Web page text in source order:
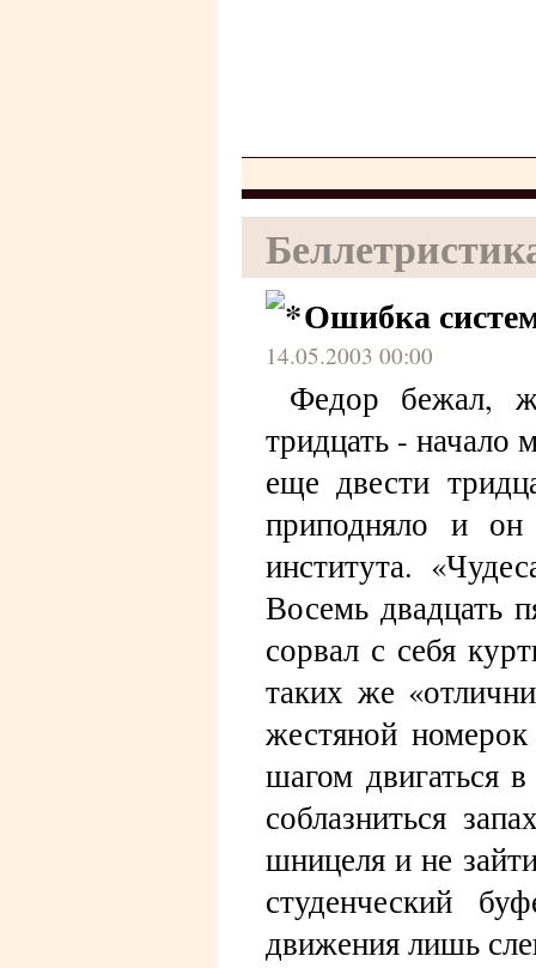
Ошибка
14.05.2003 00:00
Федор бежал,
тридцать - начало
еще двести
приподняло и он
института.
Восемь двадцать
сорвал с себя
таких же
жестяной
шагом двигаться
соблазниться
шницеля и не
студенческий
движения лишь